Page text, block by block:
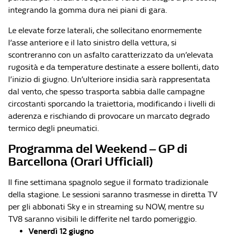
integrando la gomma dura nei piani di gara.
Le elevate forze laterali, che sollecitano enormemente
l’asse anteriore e il lato sinistro della vettura, si
scontreranno con un asfalto caratterizzato da un’elevata
rugosità e da temperature destinate a essere bollenti, dato
l’inizio di giugno. Un’ulteriore insidia sarà rappresentata
dal vento, che spesso trasporta sabbia dalle campagne
circostanti sporcando la traiettoria, modificando i livelli di
aderenza e rischiando di provocare un marcato degrado
termico degli pneumatici.
Programma del Weekend – GP di
Barcellona (Orari Ufficiali)
Il fine settimana spagnolo segue il formato tradizionale
della stagione. Le sessioni saranno trasmesse in diretta TV
per gli abbonati Sky e in streaming su NOW, mentre su
TV8 saranno visibili le differite nel tardo pomeriggio.
Venerdì 12 giugno